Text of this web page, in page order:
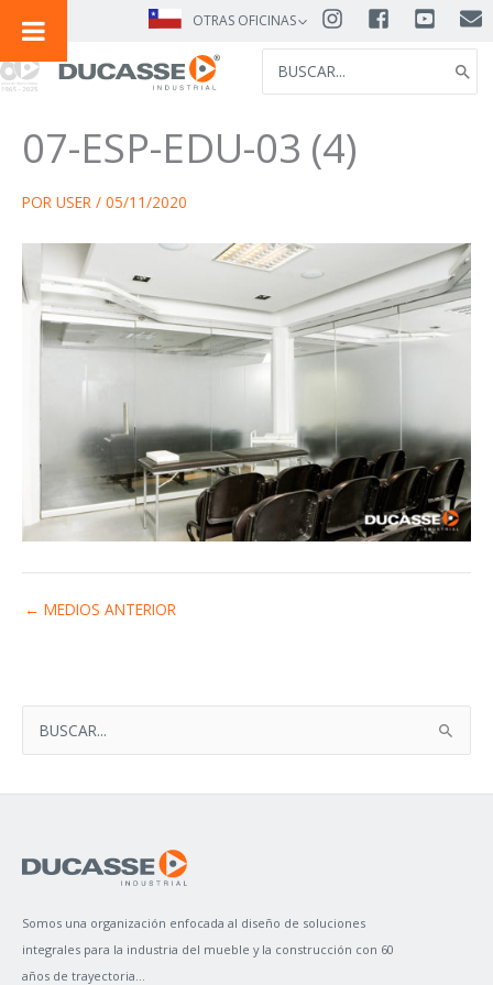
CONTENIDO
OTRAS OFICINAS
FOR:
S
O
R
07-ESP-EDU-03 (4)
POR USER / 05/11/2020
← MEDIOS ANTERIOR
Somos una organización enfocada al diseño de soluciones
integrales para la industria del mueble y la construcción con 60
años de trayectoria...